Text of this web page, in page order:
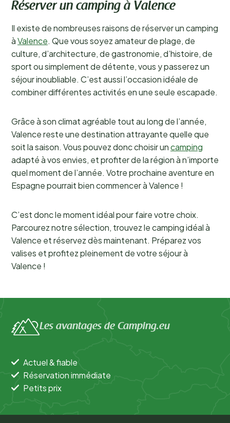
Réserver un camping à Valence
Il existe de nombreuses raisons de réserver un camping
àValence. Que vous soyez amateur de plage, de
culture, d’architecture, de gastronomie, d’histoire, de
sport ou simplement de détente, vous y passerez un
séjour inoubliable. C’est aussi l’occasion idéale de
combiner différentes activités en une seule escapade.
Grâce à son climat agréable tout au long de l’année,
Valence reste une destination attrayante quelle que
soit la saison. Vous pouvez donc choisir uncamping
adapté à vos envies, et profiter de la région à n’importe
quel moment de l’année. Votre prochaine aventure en
Espagne pourrait bien commencer à Valence !
C’est donc le moment idéal pour faire votre choix.
Parcourez notre sélection, trouvez le camping idéal à
Valence et réservez dès maintenant. Préparez vos
valises et profitez pleinement de votre séjour à
Valence !
Les avantages de Camping.eu
Actuel & fiable
Réservation immédiate
Petits prix